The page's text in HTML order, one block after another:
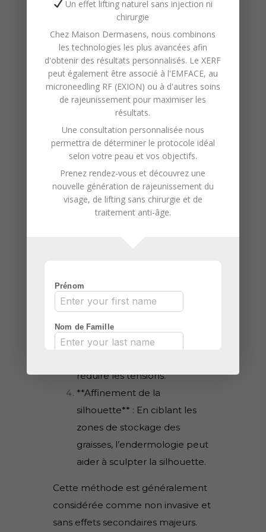
l’aide d’un appareil spécifique, qui
utilise des rouleaux et une
aspiration pour stimuler la
circulation sanguine et
lymphatique.
Les principaux bénéfices de
l’endermologie LPG incluent :
**Réduction de la cellulite** :
En stimulant la circulation et
en décomposant les graisses,
cette technique peut aider à
atténuer l’apparence de la
d’élastine, contribuant ainsi à
raffermir la peau.
**Détente musculaire** : Le
massage peut avoir un effet
réduire les tensions.
**Affinement de la
silhouette** : En ciblant les
zones de stockage des
graisses, l’endermologie peut
aider à sculpter la silhouette.
Cette méthode est généralement
considérée comme non invasive et
sans effets secondaires majeurs.
Un effet lifting naturel sans injection ni
chirurgie
Chez Maison Dermasens, nous combinons
les technologies les plus avancées afin
d'obtenir des résultats personnalisés. Le XERF
peut également être associé à l'EMFACE, au
microneedling RF (EXION) ou à d'autres soins
de rajeunissement pour maximiser les
résultats.
Une consultation personnalisée nous
permettra de déterminer le protocole idéal
selon votre peau et vos objectifs.
Prenez rendez-vous et découvrez une
nouvelle génération de rajeunissement du
visage, de lifting sans chirurgie et de
traitement anti-âge.